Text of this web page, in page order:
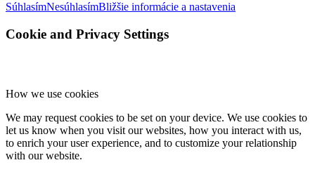
SúhlasímNesúhlasímBližšie informácie a nastavenia
Cookie and Privacy Settings
How we use cookies
We may request cookies to be set on your device. We use cookies to
let us know when you visit our websites, how you interact with us,
to enrich your user experience, and to customize your relationship
with our website.